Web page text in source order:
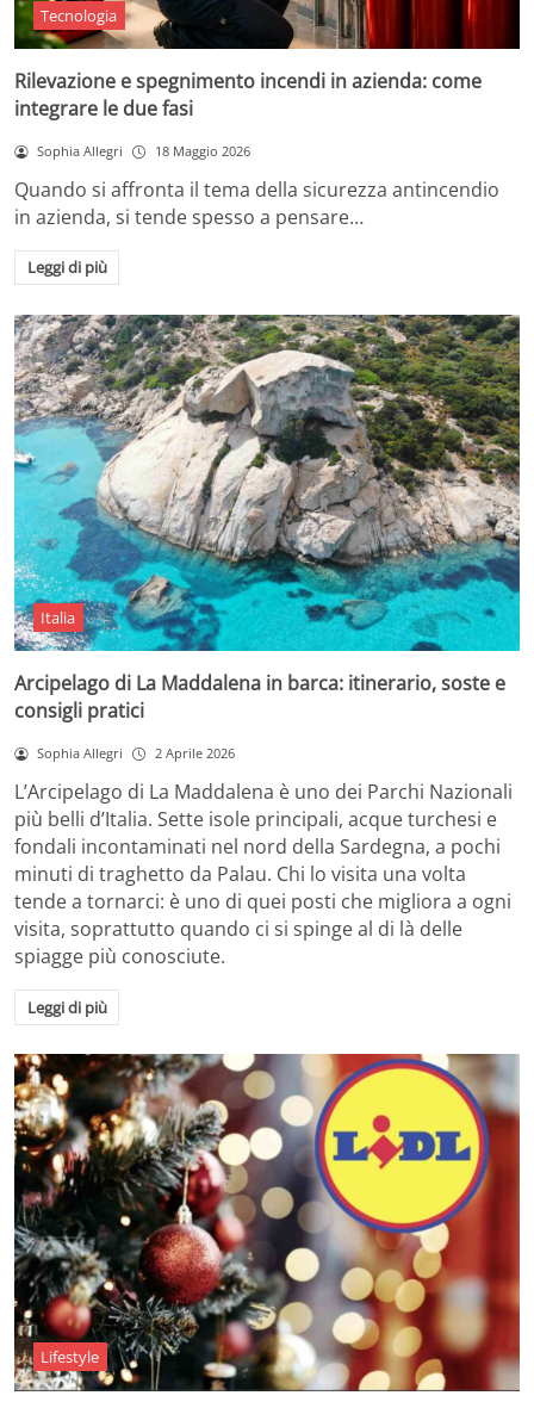
Tecnologia
Rilevazione e spegnimento incendi in azienda: come
integrare le due fasi
Sophia Allegri 18 Maggio 2026
Quando si affronta il tema della sicurezza antincendio
in azienda, si tende spesso a pensare…
Leggi di più
Italia
Arcipelago di La Maddalena in barca: itinerario, soste e
consigli pratici
Sophia Allegri 2 Aprile 2026
L’Arcipelago di La Maddalena è uno dei Parchi Nazionali
più belli d’Italia. Sette isole principali, acque turchesi e
fondali incontaminati nel nord della Sardegna, a pochi
minuti di traghetto da Palau. Chi lo visita una volta
tende a tornarci: è uno di quei posti che migliora a ogni
visita, soprattutto quando ci si spinge al di là delle
spiagge più conosciute.
Leggi di più
Lifestyle